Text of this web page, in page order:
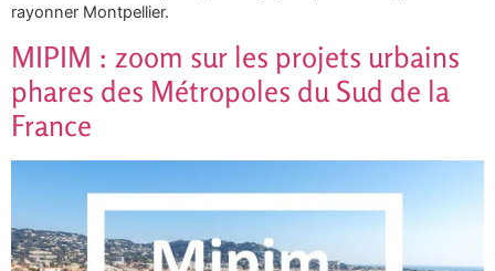
rayonner Montpellier.
MIPIM : zoom sur les projets urbains
phares des Métropoles du Sud de la
France